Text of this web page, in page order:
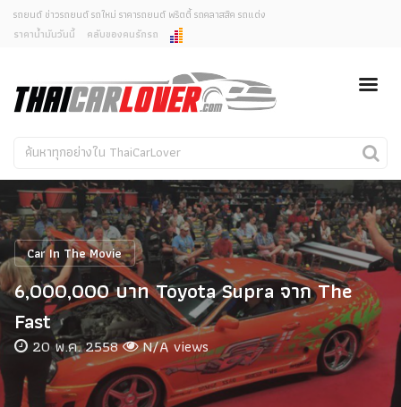
ยกเลิกการแจ้งเตือน
คุณต้องการยกเลิกการแจ้งเตือนข่าวสารเมื่อมีการอัพเดต
ใช่หรือไม่?
ไม่
รถยนต์ ข่าวรถยนต์ รถใหม่ ราคารถยนต์ พริตตี้ รถคลาสสิค รถแต่ง
ราคาน้ำมันวันนี้
คลับของคนรักรถ
รถใหม่
คนรักรถ
รถแต่ง
พริตตี้
งานแสดงรถ
Car In The Movie
สเปคราคา รถยนต์
Car In The Movie
6,000,000 บาท Toyota Supra จาก The
Fast
20 พ.ค. 2558 N/A views